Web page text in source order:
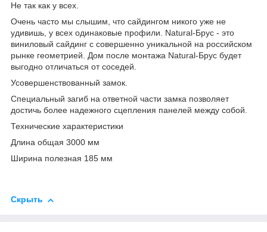
Не так как у всех.
Очень часто мы слышим, что сайдингом никого уже не
удивишь, у всех одинаковые профили. Natural-Брус - это
виниловый сайдинг с совершенно уникальной на российском
рынке геометрией. Дом после монтажа Natural-Брус будет
выгодно отличаться от соседей.
Усовершенствованный замок.
Специальный загиб на ответной части замка позволяет
достичь более надежного сцепления панелей между собой.
Технические характеристики
Длина общая 3000 мм
Ширина полезная 185 мм
Скрыть